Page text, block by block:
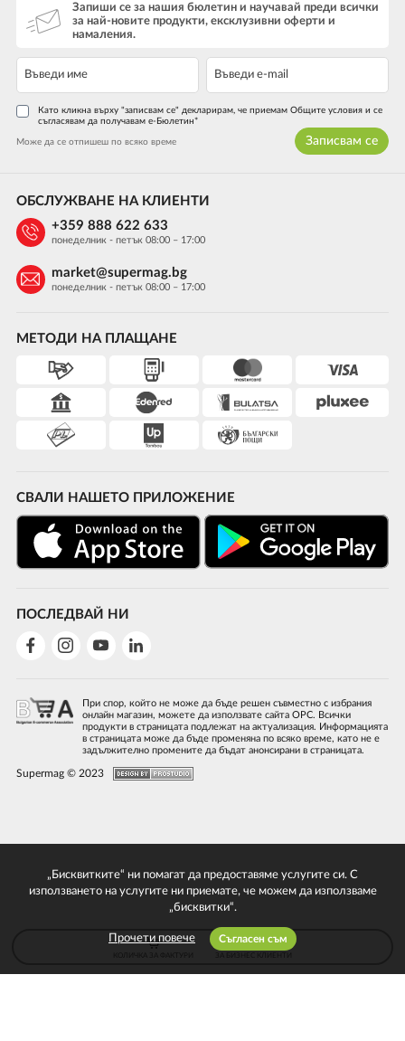
Запиши се за нашия бюлетин и научавай преди всички
за най-новите продукти, ексклузивни оферти и
намаления.
Като кликна върху "записвам се" декларирам, че приемам Общите условия и се
съгласявам да получавам е-Бюлетин*
Може да се отпишеш по всяко време Записвам се
МЕТОДИ НА ПЛАЩАНЕ
СВАЛИ НАШЕТО ПРИЛОЖЕНИЕ
ПОСЛЕДВАЙ НИ
ОБСЛУЖВАНЕ НА КЛИЕНТИ
+359 888 622 633
понеделник - петък 08:00 – 17:00
market@supermag.bg
понеделник - петък 08:00 – 17:00
При спор, който не може да бъде решен съвместно с избрания
онлайн магазин, можете да използвате сайта ОРС. Всички
продукти в страницата подлежат на актуализация. Информацията
в страницата може да бъде променяна по всяко време, като не е
задължително промените да бъдат анонсирани в страницата.
Supermag © 2023
„Бисквитките“ ни помагат да предоставяме услугите си. С
използването на услугите ни приемате, че можем да използваме
„бисквитки“.
Прочети повече Съгласен съм